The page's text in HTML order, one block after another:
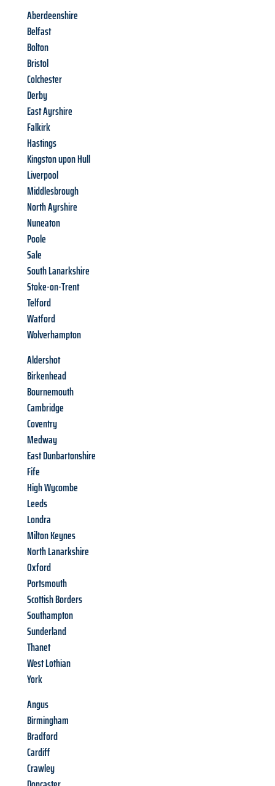
Aberdeenshire
Belfast
Bolton
Bristol
Colchester
Derby
East Ayrshire
Falkirk
Hastings
Kingston upon Hull
Liverpool
Middlesbrough
North Ayrshire
Nuneaton
Poole
Sale
South Lanarkshire
Stoke-on-Trent
Telford
Watford
Wolverhampton
Aldershot
Birkenhead
Bournemouth
Cambridge
Coventry
Medway
East Dunbartonshire
Fife
High Wycombe
Leeds
Londra
Milton Keynes
North Lanarkshire
Oxford
Portsmouth
Scottish Borders
Southampton
Sunderland
Thanet
West Lothian
York
Angus
Birmingham
Bradford
Cardiff
Crawley